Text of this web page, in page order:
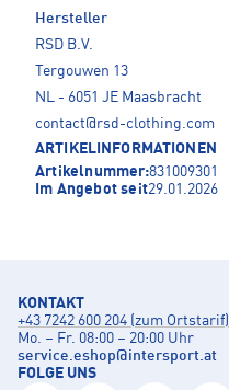
Hersteller
RSD B.V.
Tergouwen 13
NL - 6051 JE Maasbracht
contact@rsd-clothing.com
ARTIKELINFORMATIONEN
Artikelnummer:831009301
Im Angebot seit29.01.2026
KONTAKT
+43 7242 600 204 (zum Ortstarif)
Mo. – Fr. 08:00 – 20:00 Uhr
service.eshop@intersport.at
FOLGE UNS